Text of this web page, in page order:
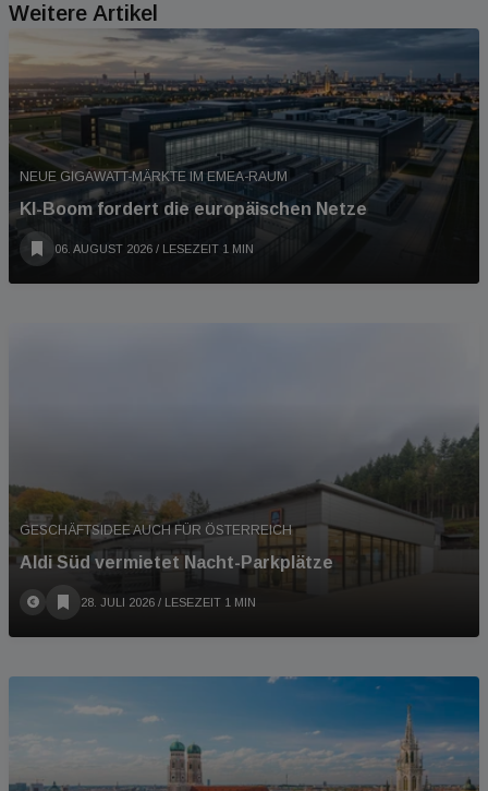
Weitere Artikel
NEUE GIGAWATT-MÄRKTE IM EMEA-RAUM
KI-Boom fordert die europäischen Netze
06. AUGUST 2026 / LESEZEIT 1 MIN
GESCHÄFTSIDEE AUCH FÜR ÖSTERREICH
Aldi Süd vermietet Nacht-Parkplätze
28. JULI 2026 / LESEZEIT 1 MIN